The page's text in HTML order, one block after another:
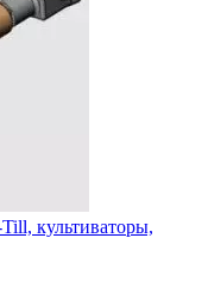
культиваторы,